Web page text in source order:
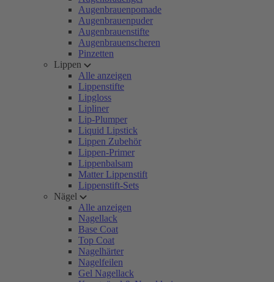
Augenbrauenpomade
Augenbrauenpuder
Augenbrauenstifte
Augenbrauenscheren
Pinzetten
Lippen
Alle anzeigen
Lippenstifte
Lipgloss
Lipliner
Lip-Plumper
Liquid Lipstick
Lippen Zubehör
Lippen-Primer
Lippenbalsam
Matter Lippenstift
Lippenstift-Sets
Nägel
Alle anzeigen
Nagellack
Base Coat
Top Coat
Nagelhärter
Nagelfeilen
Gel Nagellack